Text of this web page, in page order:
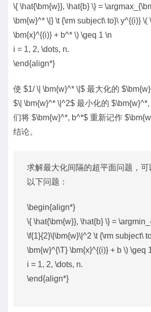
\{ \hat{\bm{w}}, \hat{b} \} =
\bm{w}^* \|} \t {\rm subject\ to}\ y^{(i)} \(
\bm{x}^{(i)} + b^* \) \geq 1 \n
i = 1, 2, \dots, n.
\end{align*}
使 $1/ \| \bm{w}^* \|$ 最大化的
$\| \bm{w}^* \|^2$ 最小化的
们将 $\bm{w}^*, b^*$ 重新记作
结论。
求解最大化间隔的超平面问题，
以下问题：
\begin{align*}
\{ \hat{\bm{w}}, \hat{b} \} =
\f{1}{2}\|\bm{w}\|^2 \t {\rm subject\
\bm{w}^{\T} \bm{x}^{(i)} + b \) \geq
i = 1, 2, \dots, n.
\end{align*}